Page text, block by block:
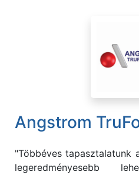
Angstrom
"Többéves tapasztalatunk
legeredményesebb